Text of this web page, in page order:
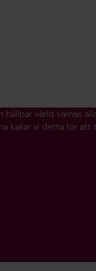
värld värnas
kallar vi detta för att